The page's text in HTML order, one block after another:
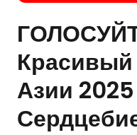
Азии